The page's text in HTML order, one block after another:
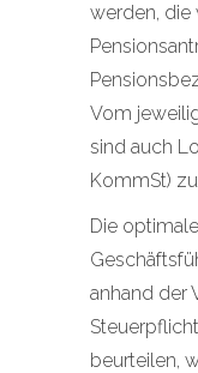
werden, die
Vom
sind auch
KommSt)
Die
anhand der
beurteilen,